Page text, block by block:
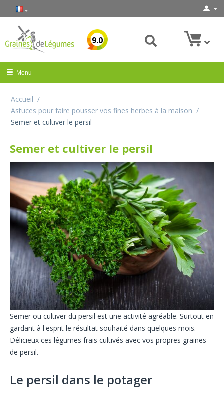
9.0
Menu
Accueil /
Astuces pour faire pousser vos fines herbes à la maison /
Semer et cultiver le persil
Semer et cultiver le persil
Semer ou cultiver du persil est une activité agréable. Surtout en
gardant à l'esprit le résultat souhaité dans quelques mois.
Délicieux ces légumes frais cultivés avec vos propres graines
de persil.
Le persil dans le potager